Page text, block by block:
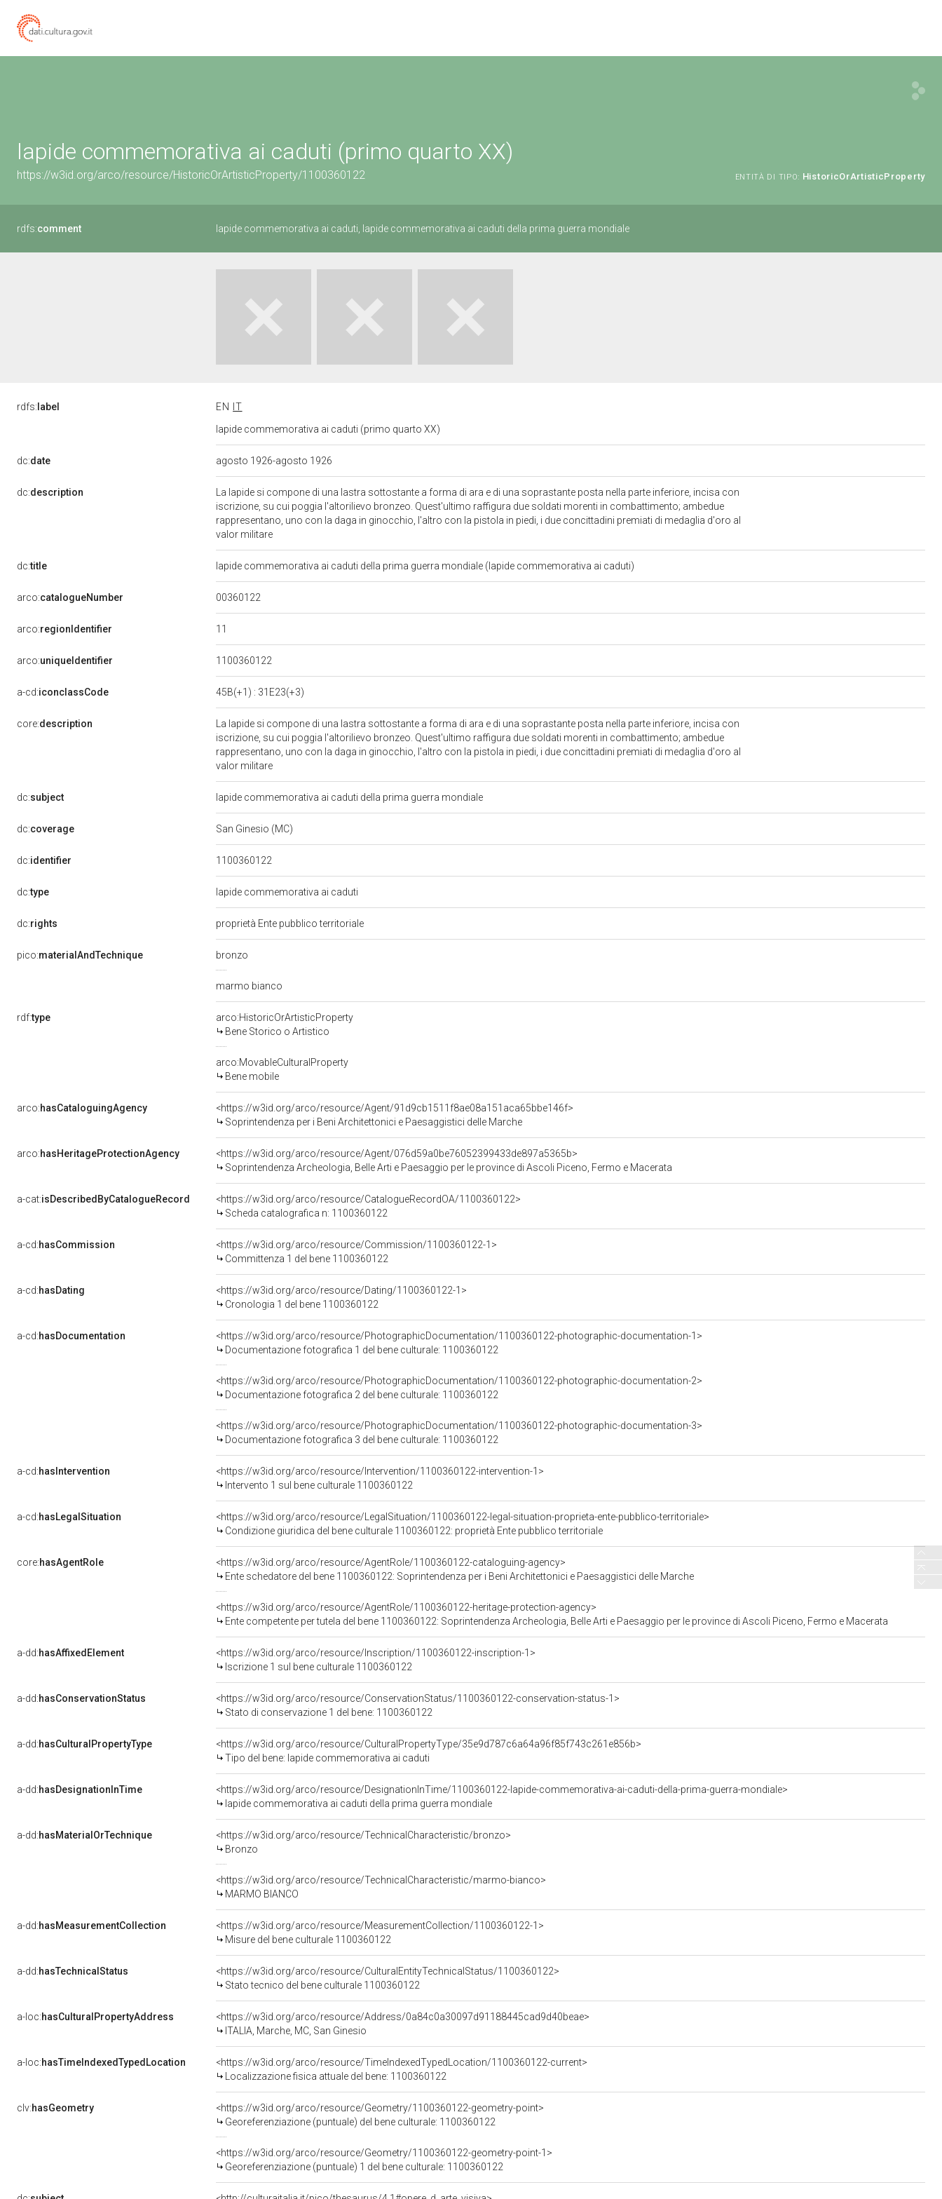
lapide commemorativa ai caduti (primo quarto XX)
https://w3id.org/arco/resource/HistoricOrArtisticProperty/1100360122 ENTITÀ DI TIPO: HistoricOrArtisticProperty
rdfs:comment lapide commemorativa ai caduti, lapide commemorativa ai caduti della prima guerra mondiale
rdfs: label EN
IT
lapide commemorativa ai caduti (primo quarto XX)
dc:date agosto 1926-agosto 1926
dc:description
La lapide si compone di una lastra sottostante a forma di ara e di una soprastante posta nella parte inferiore, incisa con
iscrizione, su cui poggia l'altorilievo bronzeo. Quest'ultimo raffigura due soldati morenti in combattimento; ambedue
rappresentano, uno con la daga in ginocchio, l'altro con la pistola in piedi, i due concittadini premiati di medaglia d'oro al
valor militare
dc:title lapide commemorativa ai caduti della prima guerra mondiale (lapide commemorativa ai caduti)
arco:catalogueNumber 00360122
arco:regionIdentifier 11
arco:uniqueIdentifier 1100360122
a-cd:iconclassCode 45B(+1) : 31E23(+3)
core:description
La lapide si compone di una lastra sottostante a forma di ara e di una soprastante posta nella parte inferiore, incisa con
iscrizione, su cui poggia l'altorilievo bronzeo. Quest'ultimo raffigura due soldati morenti in combattimento; ambedue
rappresentano, uno con la daga in ginocchio, l'altro con la pistola in piedi, i due concittadini premiati di medaglia d'oro al
valor militare
dc:subject lapide commemorativa ai caduti della prima guerra mondiale
dc:coverage San Ginesio (MC)
dc:identifier 1100360122
dc:type lapide commemorativa ai caduti
dc:rights proprietà Ente pubblico territoriale
pico:materialAndTechnique bronzo
marmo bianco
rdf:type
arco:HistoricOrArtisticProperty
Bene Storico o Artistico
arco:MovableCulturalProperty
Bene mobile
arco:hasCataloguingAgency
<https://w3id.org/arco/resource/Agent/91d9cb1511f8ae08a151aca65bbe146f>
Soprintendenza per i Beni Architettonici e Paesaggistici delle Marche
arco:hasHeritageProtectionAgency
<https://w3id.org/arco/resource/Agent/076d59a0be76052399433de897a5365b>
Soprintendenza Archeologia, Belle Arti e Paesaggio per le province di Ascoli Piceno, Fermo e Macerata
a-cat:isDescribedByCatalogueRecord
<https://w3id.org/arco/resource/CatalogueRecordOA/1100360122>
Scheda catalografica n: 1100360122
a-cd:hasCommission
<https://w3id.org/arco/resource/Commission/1100360122-1>
Committenza 1 del bene 1100360122
a-cd:hasDating
<https://w3id.org/arco/resource/Dating/1100360122-1>
Cronologia 1 del bene 1100360122
a-cd:hasDocumentation
<https://w3id.org/arco/resource/PhotographicDocumentation/1100360122-photographic-documentation-1>
Documentazione fotografica 1 del bene culturale: 1100360122
<https://w3id.org/arco/resource/PhotographicDocumentation/1100360122-photographic-documentation-2>
Documentazione fotografica 2 del bene culturale: 1100360122
<https://w3id.org/arco/resource/PhotographicDocumentation/1100360122-photographic-documentation-3>
Documentazione fotografica 3 del bene culturale: 1100360122
a-cd:hasIntervention
<https://w3id.org/arco/resource/Intervention/1100360122-intervention-1>
Intervento 1 sul bene culturale 1100360122
a-cd:hasLegalSituation
<https://w3id.org/arco/resource/LegalSituation/1100360122-legal-situation-proprieta-ente-pubblico-territoriale>
Condizione giuridica del bene culturale 1100360122: proprietà Ente pubblico territoriale
core:hasAgentRole
<https://w3id.org/arco/resource/AgentRole/1100360122-cataloguing-agency>
Ente schedatore del bene 1100360122: Soprintendenza per i Beni Architettonici e Paesaggistici delle Marche
<https://w3id.org/arco/resource/AgentRole/1100360122-heritage-protection-agency>
Ente competente per tutela del bene 1100360122: Soprintendenza Archeologia, Belle Arti e Paesaggio per le province di Ascoli Piceno, Fermo e Macerata
a-dd:hasAffixedElement
<https://w3id.org/arco/resource/Inscription/1100360122-inscription-1>
Iscrizione 1 sul bene culturale 1100360122
a-dd:hasConservationStatus
<https://w3id.org/arco/resource/ConservationStatus/1100360122-conservation-status-1>
Stato di conservazione 1 del bene: 1100360122
a-dd:hasCulturalPropertyType
<https://w3id.org/arco/resource/CulturalPropertyType/35e9d787c6a64a96f85f743c261e856b>
Tipo del bene: lapide commemorativa ai caduti
a-dd:hasDesignationInTime
<https://w3id.org/arco/resource/DesignationInTime/1100360122-lapide-commemorativa-ai-caduti-della-prima-guerra-mondiale>
lapide commemorativa ai caduti della prima guerra mondiale
a-dd:hasMaterialOrTechnique
<https://w3id.org/arco/resource/TechnicalCharacteristic/bronzo>
Bronzo
<https://w3id.org/arco/resource/TechnicalCharacteristic/marmo-bianco>
MARMO BIANCO
a-dd:hasMeasurementCollection
<https://w3id.org/arco/resource/MeasurementCollection/1100360122-1>
Misure del bene culturale 1100360122
a-dd:hasTechnicalStatus
<https://w3id.org/arco/resource/CulturalEntityTechnicalStatus/1100360122>
Stato tecnico del bene culturale 1100360122
a-loc:hasCulturalPropertyAddress
<https://w3id.org/arco/resource/Address/0a84c0a30097d91188445cad9d40beae>
ITALIA, Marche, MC, San Ginesio
a-loc:hasTimeIndexedTypedLocation
<https://w3id.org/arco/resource/TimeIndexedTypedLocation/1100360122-current>
Localizzazione fisica attuale del bene: 1100360122
clv:hasGeometry
<https://w3id.org/arco/resource/Geometry/1100360122-geometry-point>
Georeferenziazione (puntuale) del bene culturale: 1100360122
<https://w3id.org/arco/resource/Geometry/1100360122-geometry-point-1>
Georeferenziazione (puntuale) 1 del bene culturale: 1100360122